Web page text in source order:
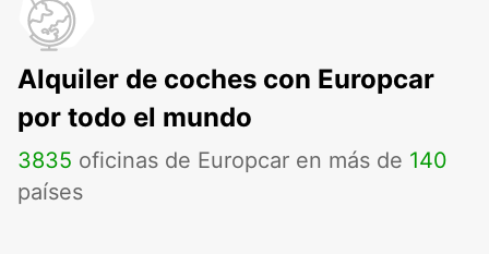
Alquiler de coches con Europcar
por todo el mundo
3835 oficinas de Europcar en más de 140
países